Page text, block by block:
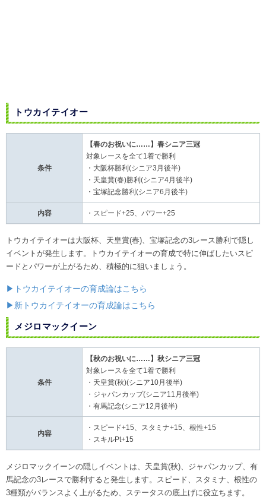
トウカイテイオー
条件
【春のお祝いに……】春シニア三冠
対象レースを全て1着で勝利
・大阪杯勝利(シニア3月後半)
・天皇賞(春)勝利(シニア4月後半)
・宝塚記念勝利(シニア6月後半)
内容 ・スピード+25、パワー+25
トウカイテイオーは大阪杯、天皇賞(春)、宝塚記念の3レース勝利で隠し
イベントが発生します。トウカイテイオーの育成で特に伸ばしたいスピ
ードとパワーが上がるため、積極的に狙いましょう。
▶トウカイテイオーの育成論はこちら
▶新トウカイテイオーの育成論はこちら
メジロマックイーン
条件
【秋のお祝いに……】秋シニア三冠
対象レースを全て1着で勝利
・天皇賞(秋)(シニア10月後半)
・ジャパンカップ(シニア11月後半)
・有馬記念(シニア12月後半)
内容
・スピード+15、スタミナ+15、根性+15
・スキルPt+15
メジロマックイーンの隠しイベントは、天皇賞(秋)、ジャパンカップ、有
馬記念の3レースで勝利すると発生します。スピード、スタミナ、根性の
3種類がバランスよく上がるため、ステータスの底上げに役立ちます。